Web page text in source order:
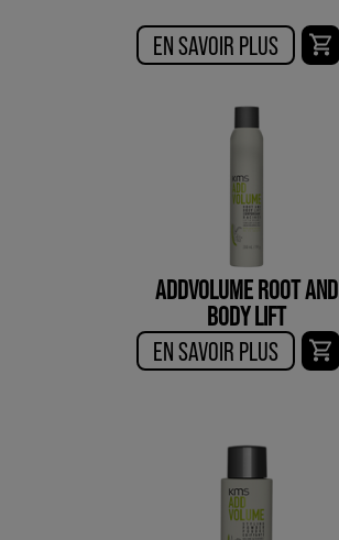
EN SAVOIR PLUS
ADDVOLUME ROOT AND
BODY LIFT
EN SAVOIR PLUS